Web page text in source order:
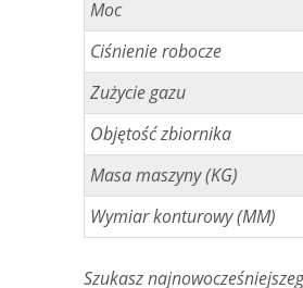
Moc
Ciśnienie robocze
Zużycie gazu
Objętość zbiornika
Masa maszyny (KG)
Wymiar konturowy (MM)
Szukasz